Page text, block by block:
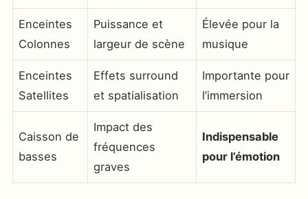
Enceintes
Colonnes
Puissance et
largeur de scène
Élevée pour la
musique
Enceintes
Satellites
Effets surround
et spatialisation
Importante pour
l’immersion
Caisson de
basses
Impact des
fréquences
graves
Indispensable
pour l’émotion